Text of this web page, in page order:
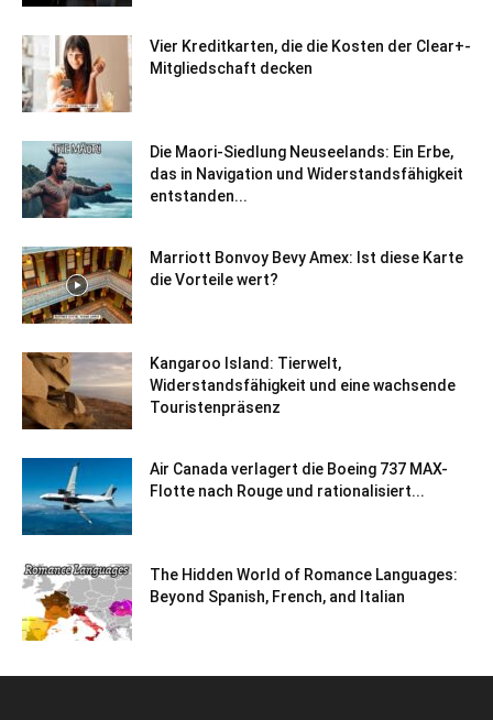
Vier Kreditkarten, die die Kosten der Clear+-
Mitgliedschaft decken
Die Maori-Siedlung Neuseelands: Ein Erbe,
das in Navigation und Widerstandsfähigkeit
entstanden...
Marriott Bonvoy Bevy Amex: Ist diese Karte
die Vorteile wert?
Kangaroo Island: Tierwelt,
Widerstandsfähigkeit und eine wachsende
Touristenpräsenz
Air Canada verlagert die Boeing 737 MAX-
Flotte nach Rouge und rationalisiert...
The Hidden World of Romance Languages:
Beyond Spanish, French, and Italian